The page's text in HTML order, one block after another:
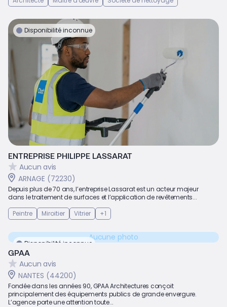
Disponibilité inconnue
ENTREPRISE PHILIPPE LASSARAT
Aucun avis
ARNAGE (72230)
Depuis plus de 70 ans, l’entreprise Lassarat est un acteur majeur
dans le traitement de surfaces et l’application de revêtements...
Peintre
Miroitier Vitrier +1
Disponibilité inconnue
Aucune photo
GPAA
Aucun avis
NANTES (44200)
Fondée dans les années 90, GPAA Architectures conçoit
principalement des équipements publics de grande envergure.
L’agence porte une attention toute...